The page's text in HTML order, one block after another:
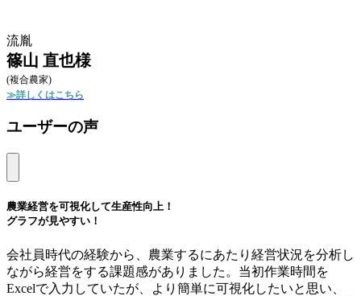
流胤
篠山 直也様
(複合農家)
≫詳しくはこちら
ユーザーの声
農業経営を可視化して生産性向上！
グラフが見やすい！
会社員時代の経験から、農業するにあたり経営状況を分析し
ながら経営をする課題感がありました。当初作業時間を
Excelで入力していたが、より簡単に可視化したいと思い、